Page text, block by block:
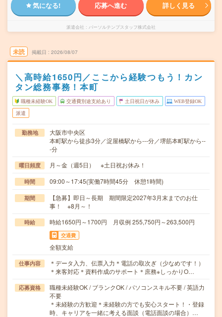
気になる! 応募へ進む 詳しく見る
派遣会社 パーソルテンプスタッフ株式会社
未読 掲載日 2026/08/07
＼高時給1650円／ここから経験つもう！カン
タン総務事務！本町
職種未経験OK 交通費別途支給あり 土日祝日が休み WEB登録OK
派遣
勤務地
大阪市中央区
本町駅から徒歩3分／淀屋橋駅から---分／堺筋本町駅から--
-分
曜日頻度 月～金（週5日） ※土日祝お休み！
時間 09:00～17:45(実働7時間45分 休憩1時間)
期間
【急募】即日～長期 期間限定2027年3月末までのお仕
事！ ※8月～！
時給 時給1650円～1700円 月収例 255,750円～263,500円
交通費
全額支給
仕事内容
＊データ入力、伝票入力＊電話の取次ぎ（少なめです！）
＊来客対応＊資料作成のサポート＊庶務※しっかりO…
応募資格
職種未経験OK / ブランクOK / パソコンスキル不要 / 英語力
不要
＊未経験の方歓迎＊未経験の方でも安心スタート！・登録
時、キャリアを一緒に考える面談（電話面談の場合）…